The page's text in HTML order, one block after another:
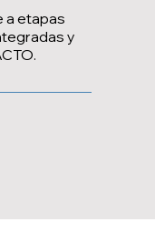
a etapas
y